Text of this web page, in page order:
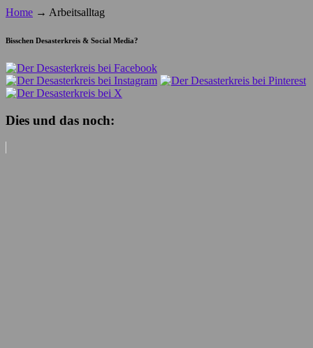
Home → Arbeitsalltag
Bisschen Desasterkreis & Social Media?
Dies und das noch: